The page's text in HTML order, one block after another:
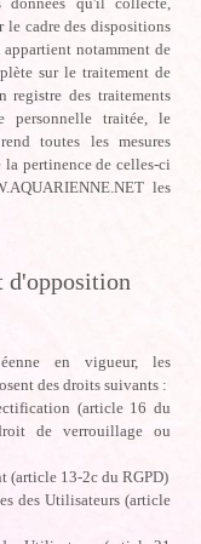
le cadre des dispositions
notamment de
sur le traitement de
registre des traitements
personnelle traitée, le
toutes les mesures
la pertinence de celles-ci
les
d'opposition
en vigueur, les
des droits suivants :
(article 16 du
de verrouillage ou
(article 13-2c du RGPD)
des Utilisateurs (article